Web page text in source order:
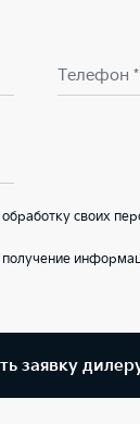
Телефон *
своих
заявку